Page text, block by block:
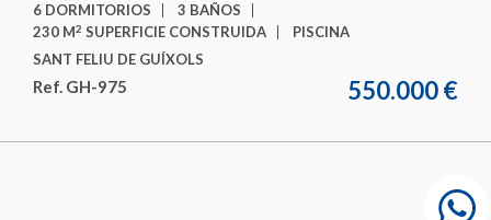
6 DORMITORIOS
3 BAÑOS
230 M2 SUPERFICIE CONSTRUIDA
PISCINA
SANT FELIU DE GUÍXOLS
Ref. GH-975 550.000 €